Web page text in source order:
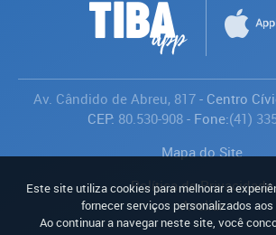
Av. Cândido de Abreu, 817- Centro
CEP: 80.530-908- Fone:(41)
Mapa do Site
Política de Privacidade
Avaliar
Este site utiliza cookies para melhorar a
fornecer serviços personalizados
Ao continuar a navegar neste site, você